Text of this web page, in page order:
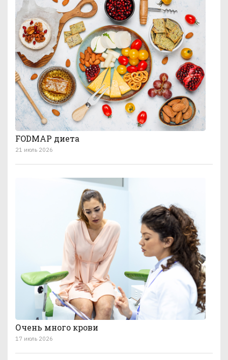
FODMAP диета
21 июль 2026
Очень много крови
17 июль 2026